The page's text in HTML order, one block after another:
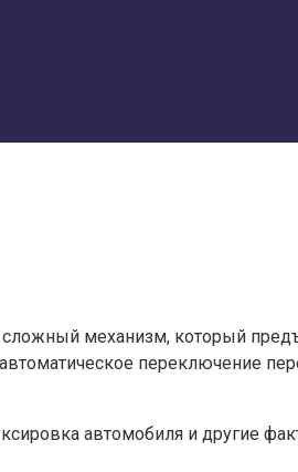
механизм, который
переключение
автомобиля и другие